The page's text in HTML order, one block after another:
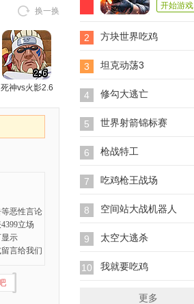
换一换
死神vs火影2.6
开始游戏
2 方块世界吃鸡
3 坦克动荡3
4 修勾大逃亡
5 世界射箭锦标赛
6 枪战特工
7 吃鸡枪王战场
8 空间站大战机器人
9 太空大逃杀
10 我就要吃鸡
更多